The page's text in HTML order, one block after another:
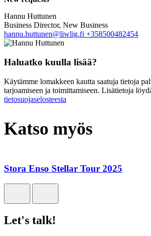
Hannu Huttunen
Business Director, New Business
hannu.huttunen@liwlig.fi +358500482454
Haluatko kuulla lisää?
Käytämme lomakkeen kautta saatuja tietoja
tarjoamiseen ja toimittamiseen. Lisätietoja
tietosuojaselosteesta
Katso myös
Stora Enso Stellar Tour 2025
Let's talk!